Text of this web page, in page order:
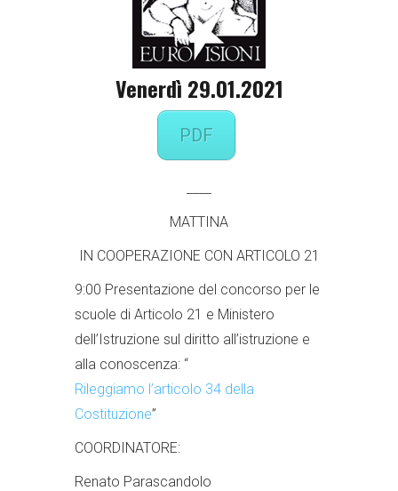
Venerdì 29.01.2021
PDF
MATTINA
IN COOPERAZIONE CON ARTICOLO 21
9:00 Presentazione del concorso per le
scuole di Articolo 21 e Ministero
dell’Istruzione sul diritto all’istruzione e
alla conoscenza: “
Rileggiamo l’articolo 34 della
Costituzione”
COORDINATORE:
Renato Parascandolo